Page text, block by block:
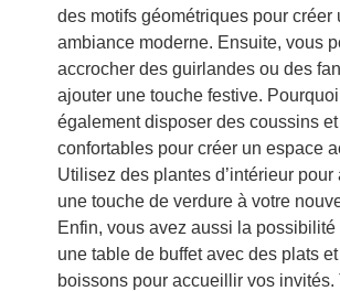
des motifs géométriques pour créer
ambiance moderne. Ensuite, vous
accrocher des guirlandes ou des
ajouter une touche festive.
également disposer des coussins
confortables pour créer un espace
Utilisez des plantes d’intérieur pour
une touche de verdure à votre
Enfin, vous avez aussi la possibilité
une table de buffet avec des plats
boissons pour accueillir vos invités.